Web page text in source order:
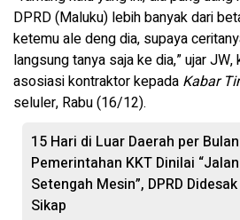
DPRD (Maluku) lebih banyak dari
ketemu ale deng dia, supaya
langsung tanya saja ke dia,” ujar
asosiasi kontraktor kepada Kabar
seluler, Rabu (16/12).
15 Hari di Luar Daerah per
Pemerintahan KKT Dinilai “Jalan
Setengah Mesin”, DPRD
Sikap